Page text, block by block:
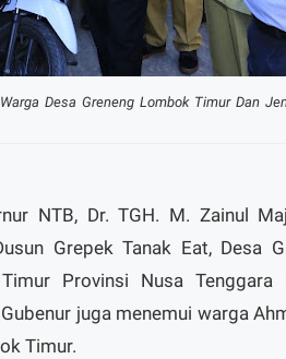
Desa Greneng Lombok Timur Dan
NTB, Dr. TGH. M. Zainul
Grepek Tanak Eat, Desa
Provinsi Nusa Tenggara
juga menemui warga
Timur.